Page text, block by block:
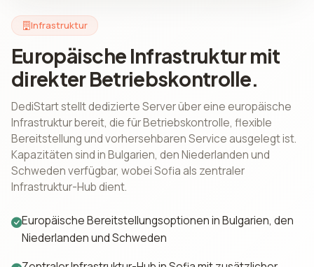
Infrastruktur
Europäische Infrastruktur mit
direkter Betriebskontrolle.
DediStart stellt dedizierte Server über eine europäische
Infrastruktur bereit, die für Betriebskontrolle, flexible
Bereitstellung und vorhersehbaren Service ausgelegt ist.
Kapazitäten sind in Bulgarien, den Niederlanden und
Schweden verfügbar, wobei Sofia als zentraler
Infrastruktur-Hub dient.
Europäische Bereitstellungsoptionen in Bulgarien, den
Niederlanden und Schweden